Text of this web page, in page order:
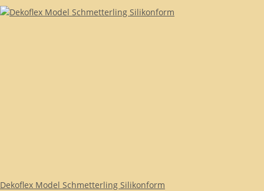
Dekoflex Model Schmetterling Silikonform